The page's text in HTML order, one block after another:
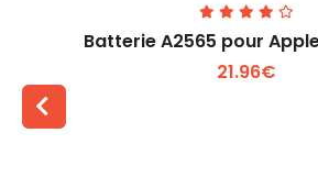
Batterie A2565 pour
21.96€